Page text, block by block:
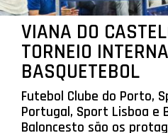
VIANA DO
TORNEIO
BASQUETEBOL
Futebol Clube do Porto,
Portugal, Sport Lisboa e
Baloncesto são os